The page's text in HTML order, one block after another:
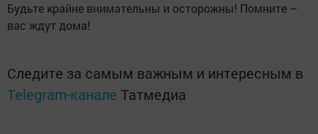
Будьте крайне внимательны и осторожны! Помните –
вас ждут дома!
Следите за самым важным и интересным в
Telegram-канале Татмедиа